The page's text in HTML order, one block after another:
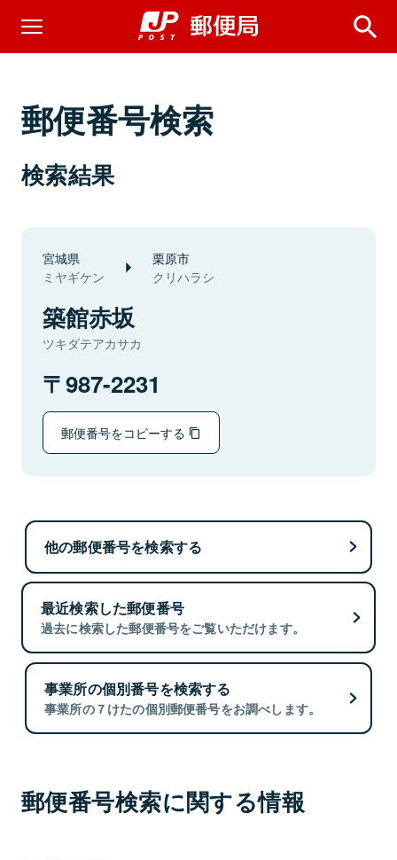
郵便番号検索
検索結果
宮城県
ミヤギケン
栗原市
クリハラシ
築館赤坂
ツキダテアカサカ
987-2231
郵便番号をコピーする
他の郵便番号を検索する
最近検索した郵便番号
過去に検索した郵便番号をご覧いただけます。
事業所の個別番号を検索する
事業所の７けたの個別郵便番号をお調べします。
郵便番号検索に関する情報